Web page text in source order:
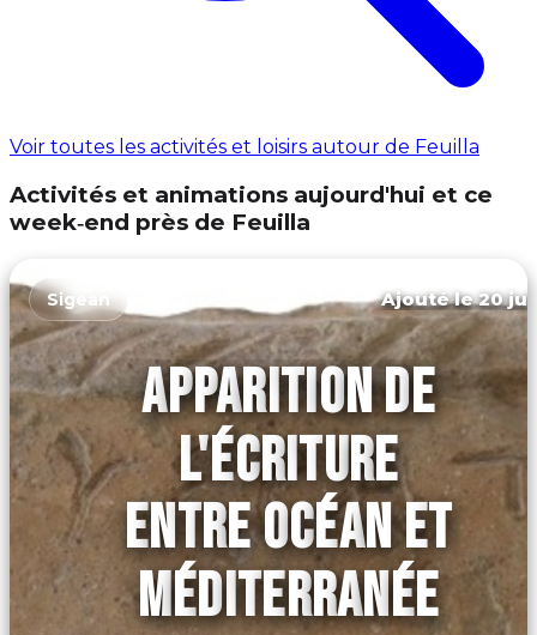
Voir toutes les activités et loisirs autour de Feuilla
Activités et animations aujourd'hui et ce
week‑end près de Feuilla
Sigean Ajouté le 20
APPARITION DE
L'ÉCRITURE
ENTRE OCÉAN ET
MÉDITERRANÉE